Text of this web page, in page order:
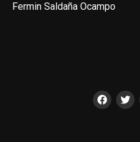
Fermin Saldaña Ocampo